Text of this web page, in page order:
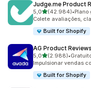
Judge.me Product
5,0de 5 estrelas
(42.984)
42984 total de•Plano
Colete avaliações,
Built for Shopify
AG Product
5,0de 5 estrelas
(2.988)
2988 total de •
Impulsionar vendas
Built for Shopify